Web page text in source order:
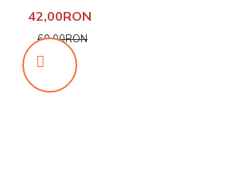
42,00RON
60,00RON